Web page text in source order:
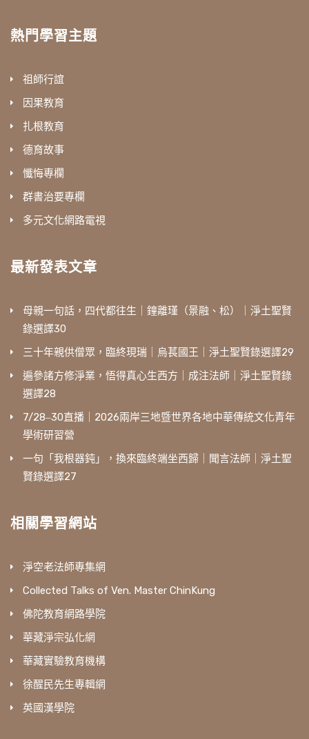
熱門學習主題
祖師行誼
因果教育
扎根教育
德育故事
懺悔專欄
群書治要專欄
多元文化網路電視
最新發表文章
母親一句話，四代都往生｜鐘離瑾（景融、松）｜淨土聖賢
錄選譯30
三十年親供僧眾，臨終現瑞｜烏萇國王｜淨土聖賢錄選譯29
遍參諸方修淨業，悟得真心生西方｜成注法師｜淨土聖賢錄
選譯28
7/28‒30直播｜2026兩岸三地暨世界各地中華傳統文化青年
學術研習營
一句「我根器鈍」，換來臨終端坐西歸｜聞言法師｜淨土聖
賢錄選譯27
相關學習網站
淨空老法師專集網
Collected Talks of Ven. Master ChinKung
佛陀教育網路學院
華藏淨宗弘化網
華藏實驗教育機構
徐醒民先生專輯網
英國漢學院